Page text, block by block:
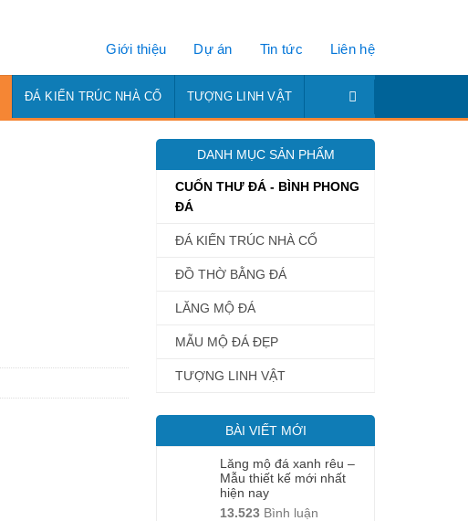
Giới thiệu Dự án Tin tức Liên hệ
ĐÁ KIẾN TRÚC NHÀ CỔ TƯỢNG LINH VẬT
DANH MỤC SẢN PHẨM
CUỐN THƯ ĐÁ - BÌNH PHONG
ĐÁ
ĐÁ KIẾN TRÚC NHÀ CỔ
ĐỒ THỜ BẰNG ĐÁ
LĂNG MỘ ĐÁ
MẪU MỘ ĐÁ ĐẸP
TƯỢNG LINH VẬT
BÀI VIẾT MỚI
Lăng mộ đá xanh rêu –
Mẫu thiết kế mới nhất
hiện nay
13.523 Bình luận